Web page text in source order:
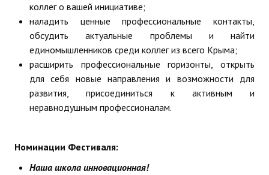
коллег о вашей инициативе;
наладить ценные профессиональные контакты,
обсудить актуальные проблемы и найти
единомышленников среди коллег из всего Крыма;
расширить профессиональные горизонты, открыть
для себя новые направления и возможности для
развития, присоединиться к активным и
неравнодушным профессионалам.
Номинации Фестиваля:
Наша школа инновационная!